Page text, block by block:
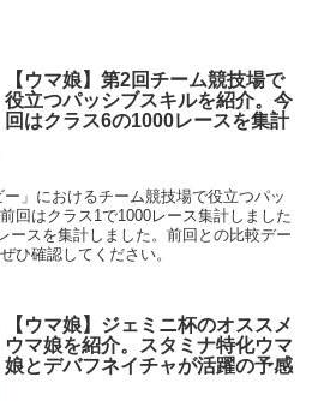
【ウマ娘】第2回チーム競技場で
役立つパッシブスキルを紹介。今
回はクラス6の1000レースを集計
ー」におけるチーム競技場で役立つパッ
回はクラス1で1000レース集計しました
ースを集計しました。前回との比較デー
ひ確認してください。
【ウマ娘】ジェミニ杯のオススメ
ウマ娘を紹介。スタミナ特化ウマ
娘とデバフネイチャが活躍の予感